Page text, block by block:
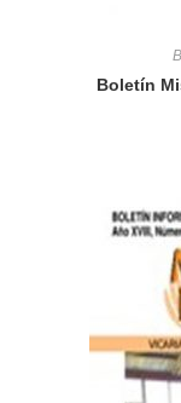
Boletín